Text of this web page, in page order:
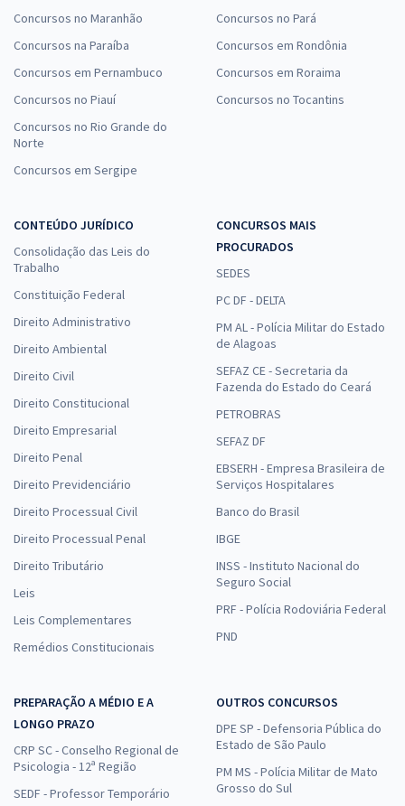
Concursos no Maranhão
Concursos na Paraíba
Concursos em Pernambuco
Concursos no Piauí
Concursos no Rio Grande do
Norte
Concursos em Sergipe
Concursos no Pará
Concursos em Rondônia
Concursos em Roraima
Concursos no Tocantins
CONTEÚDO JURÍDICO
Consolidação das Leis do
Trabalho
Constituição Federal
Direito Administrativo
Direito Ambiental
Direito Civil
Direito Constitucional
Direito Empresarial
Direito Penal
Direito Previdenciário
Direito Processual Civil
Direito Processual Penal
Direito Tributário
Leis
Leis Complementares
Remédios Constitucionais
CONCURSOS MAIS
PROCURADOS
SEDES
PC DF - DELTA
PM AL - Polícia Militar do Estado
de Alagoas
SEFAZ CE - Secretaria da
Fazenda do Estado do Ceará
PETROBRAS
SEFAZ DF
EBSERH - Empresa Brasileira de
Serviços Hospitalares
Banco do Brasil
IBGE
INSS - Instituto Nacional do
Seguro Social
PRF - Polícia Rodoviária Federal
PND
PREPARAÇÃO A MÉDIO E A
LONGO PRAZO
CRP SC - Conselho Regional de
Psicologia - 12ª Região
SEDF - Professor Temporário
OUTROS CONCURSOS
DPE SP - Defensoria Pública do
Estado de São Paulo
PM MS - Polícia Militar de Mato
Grosso do Sul